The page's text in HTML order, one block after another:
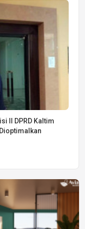
II DPRD Kaltim